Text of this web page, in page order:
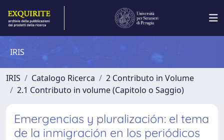
IRIS
IRIS Catalogo Ricerca
2 Contributo in Volume
2.1 Contributo in volume (Capitolo o Saggio)
Emergencias y pluralización: el tema
de la inmigración en los periódicos